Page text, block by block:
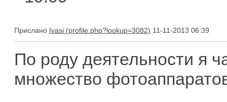
Прислано Ivasi 11-11-2013 06:39
По роду деятельности я
множество